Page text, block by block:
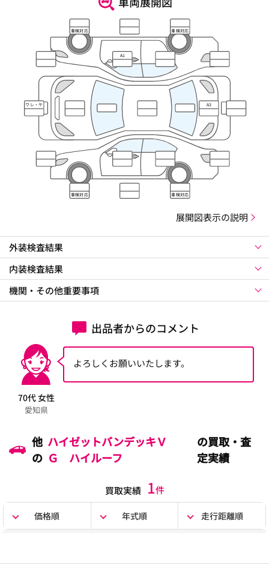
車検対応 車検対応
A1
ワレ・ケ
ズレ
A3
車検対応 車検対応
展開図表示の説明
外装検査結果
内装検査結果
機関・その他重要事項
出品者からのコメント
70代 女性
愛知県
よろしくお願いいたします。
他
の
ハイゼットバンデッキＶ
Ｇ ハイルーフ
の買取・査
定実績
買取実績 1件
価格順 年式順 走行距離順